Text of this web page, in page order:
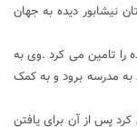
نیشابور دیده به جهان
را تامین می کرد .وی به
مدرسه برود و به کمک
پس از آن برای یافتن